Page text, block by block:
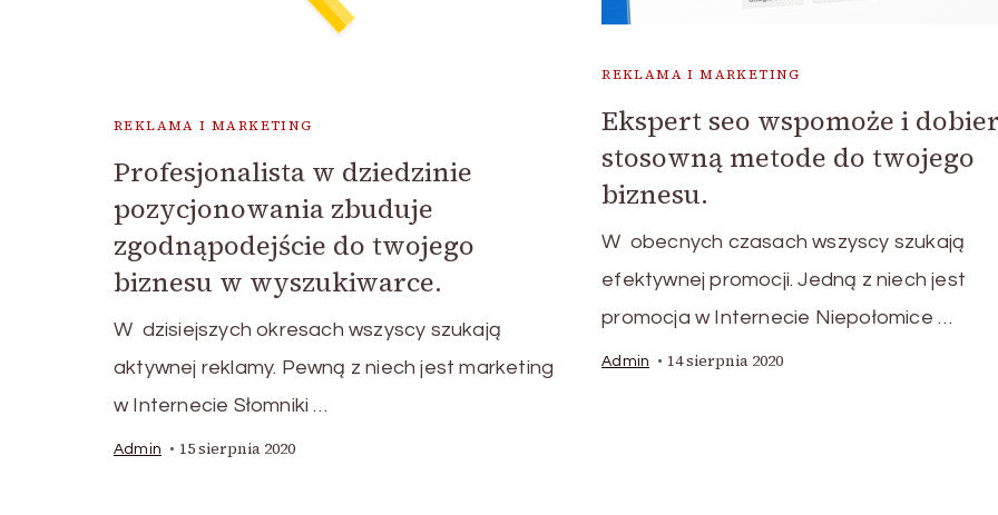
REKLAMA I MARKETING
Profesjonalista w dziedzinie
pozycjonowania zbuduje
zgodnąpodejście do twojego
biznesu w wyszukiwarce.
W dzisiejszych okresach wszyscy szukają
aktywnej reklamy. Pewną z niech jest marketing
w Internecie Słomniki …
Admin 15 sierpnia 2020
REKLAMA I MARKETING
Ekspert seo wspomoże i
stosowną metode do twojego
biznesu.
W obecnych czasach wszyscy szukają
efektywnej promocji. Jedną z niech jest
promocja w Internecie Niepołomice …
Admin 14 sierpnia 2020